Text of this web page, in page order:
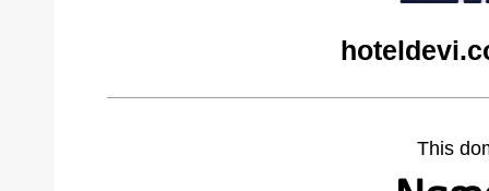
This